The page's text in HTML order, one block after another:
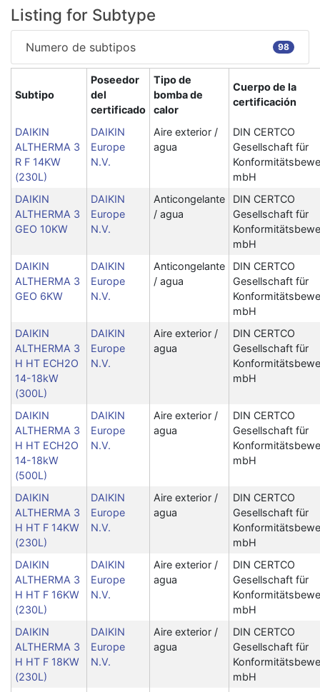
Listing for Subtype
Numero de subtipos 98
Subtipo
Poseedor
del
certificado
Tipo de
bomba de
calor
Cuerpo de la
certificación
DAIKIN
ALTHERMA 3
R F 14KW
(230L)
DAIKIN
Europe
N.V.
Aire exterior /
agua
DIN CERTCO
Gesellschaft für
mbH
DAIKIN
ALTHERMA 3
GEO 10KW
DAIKIN
Europe
N.V.
Anticongelante
/ agua
DIN CERTCO
Gesellschaft für
mbH
DAIKIN
ALTHERMA 3
GEO 6KW
DAIKIN
Europe
N.V.
Anticongelante
/ agua
DIN CERTCO
Gesellschaft für
mbH
DAIKIN
ALTHERMA 3
H HT ECH2O
14-18kW
(300L)
DAIKIN
Europe
N.V.
Aire exterior /
agua
DIN CERTCO
Gesellschaft für
mbH
DAIKIN
ALTHERMA 3
H HT ECH2O
14-18kW
(500L)
DAIKIN
Europe
N.V.
Aire exterior /
agua
DIN CERTCO
Gesellschaft für
mbH
DAIKIN
ALTHERMA 3
H HT F 14KW
(230L)
DAIKIN
Europe
N.V.
Aire exterior /
agua
DIN CERTCO
Gesellschaft für
mbH
DAIKIN
ALTHERMA 3
H HT F 16KW
(230L)
DAIKIN
Europe
N.V.
Aire exterior /
agua
DIN CERTCO
Gesellschaft für
mbH
DAIKIN
ALTHERMA 3
H HT F 18KW
(230L)
DAIKIN
Europe
N.V.
Aire exterior /
agua
DIN CERTCO
Gesellschaft für
mbH